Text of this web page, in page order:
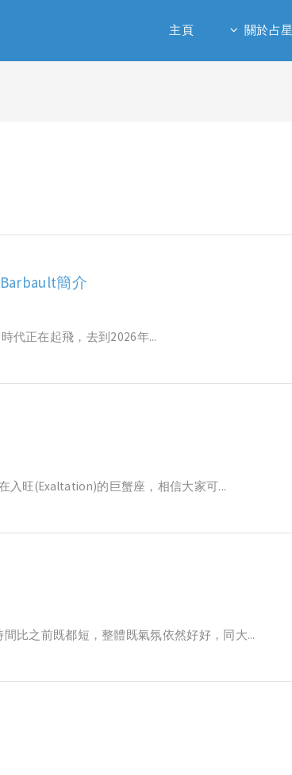
主頁 關於占星
簡介
代正在起飛，去到2026年...
入旺(Exaltation)的巨蟹座，相信大家可...
比之前既都短，整體既氣氛依然好好，同大...